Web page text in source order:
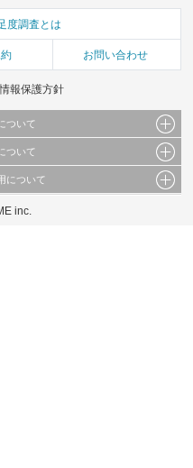
度調査とは
お問い合わせ
報保護方針
ついて
ラスト、画像データ等）及びこれらの配
などの二次利用を行うことは固く禁じて
ついて
利用者が提出された見解・感想です。
た上でご覧ください。
について
合わせたコンテンツや広告の表示、ソー
inc.